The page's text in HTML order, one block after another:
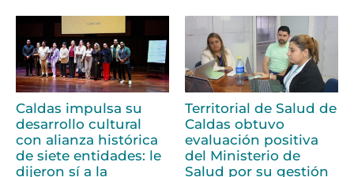
Caldas impulsa su
desarrollo cultural
con alianza histórica
de siete entidades: le
dijeron sí a la
Territorial de Salud de
Caldas obtuvo
evaluación positiva
del Ministerio de
Salud por su gestión